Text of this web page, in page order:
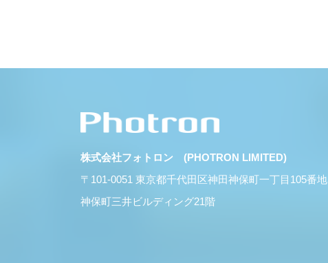
株式会社フォトロン (PHOTRON LIMITED)
〒101-0051 東京都千代田区神田神保町一丁目105番地
神保町三井ビルディング21階